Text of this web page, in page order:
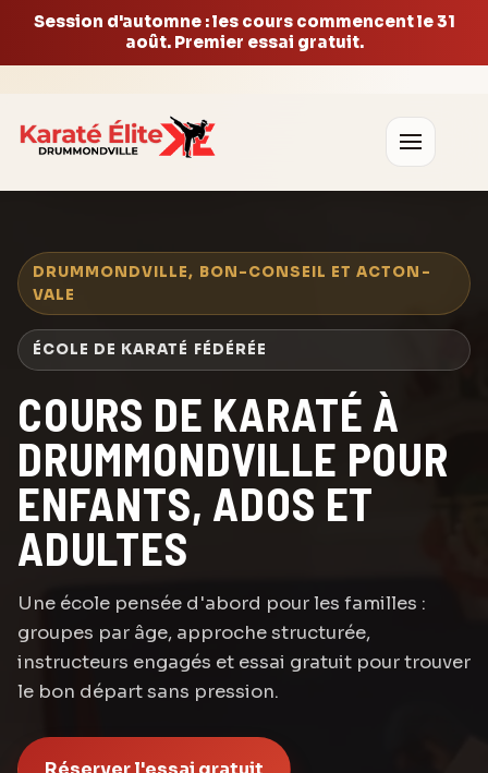
Session d'automne : les cours commencent le 31
août. Premier essai gratuit.
DRUMMONDVILLE, BON-CONSEIL ET ACTON-
VALE
ÉCOLE DE KARATÉ FÉDÉRÉE
COURS DE KARATÉ À
DRUMMONDVILLE POUR
ENFANTS, ADOS ET
ADULTES
Une école pensée d'abord pour les familles :
groupes par âge, approche structurée,
instructeurs engagés et essai gratuit pour trouver
le bon départ sans pression.